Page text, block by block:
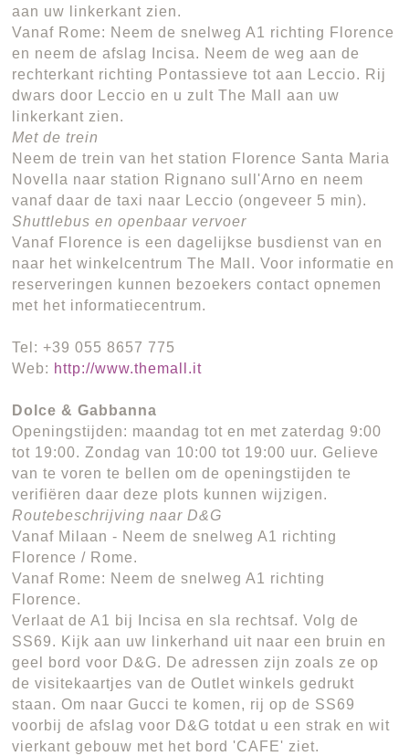
aan uw linkerkant zien.
Vanaf Rome: Neem de snelweg A1 richting Florence
en neem de afslag Incisa. Neem de weg aan de
rechterkant richting Pontassieve tot aan Leccio. Rij
dwars door Leccio en u zult The Mall aan uw
linkerkant zien.
Met de trein
Neem de trein van het station Florence Santa Maria
Novella naar station Rignano sull'Arno en neem
vanaf daar de taxi naar Leccio (ongeveer 5 min).
Shuttlebus en openbaar vervoer
Vanaf Florence is een dagelijkse busdienst van en
naar het winkelcentrum The Mall. Voor informatie en
reserveringen kunnen bezoekers contact opnemen
met het informatiecentrum.
Tel: +39 055 8657 775
Web: http://www.themall.it
Dolce & Gabbanna
Openingstijden: maandag tot en met zaterdag 9:00
tot 19:00. Zondag van 10:00 tot 19:00 uur. Gelieve
van te voren te bellen om de openingstijden te
verifiëren daar deze plots kunnen wijzigen.
Routebeschrijving naar D&G
Vanaf Milaan - Neem de snelweg A1 richting
Florence / Rome.
Vanaf Rome: Neem de snelweg A1 richting
Florence.
Verlaat de A1 bij Incisa en sla rechtsaf. Volg de
SS69. Kijk aan uw linkerhand uit naar een bruin en
geel bord voor D&G. De adressen zijn zoals ze op
de visitekaartjes van de Outlet winkels gedrukt
staan. Om naar Gucci te komen, rij op de SS69
voorbij de afslag voor D&G totdat u een strak en wit
vierkant gebouw met het bord 'CAFE' ziet.